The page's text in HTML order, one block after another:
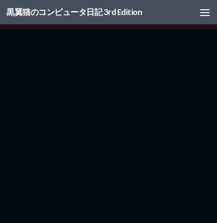
コンテンツへスキップ
黒翼猫のコンピュータ日記 3rd Edition